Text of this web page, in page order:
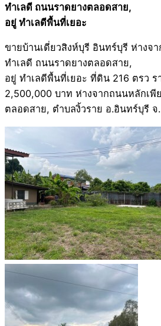
ทำเลดี ถนนราดยางตลอดสาย,
อยู่ ทำเลดีพื้นที่เยอะ
ขายบ้านเดี่ยวสิงห์บุรี อินทร์บุรี ห่างจ
ทำเลดี ถนนราดยางตลอดสาย,
อยู่ ทำเลดีพื้นที่เยอะ ที่ดิน 216 ตรว ร
2,500,000 บาท ห่างจากถนนหลักเพี
ตลอดสาย, ตำบลงิ้วราย อ.อินทร์บุรี จ.